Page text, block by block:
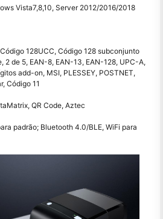
Vista7,8,10, Server 2012/2016/2018
128UCC, Código 128 subconjunto
2 de 5, EAN-8, EAN-13, EAN-128, UPC-A,
add-on, MSI, PLESSEY, POSTNET,
Código 11
QR Code, Aztec
padrão; Bluetooth 4.0/BLE, WiFi para